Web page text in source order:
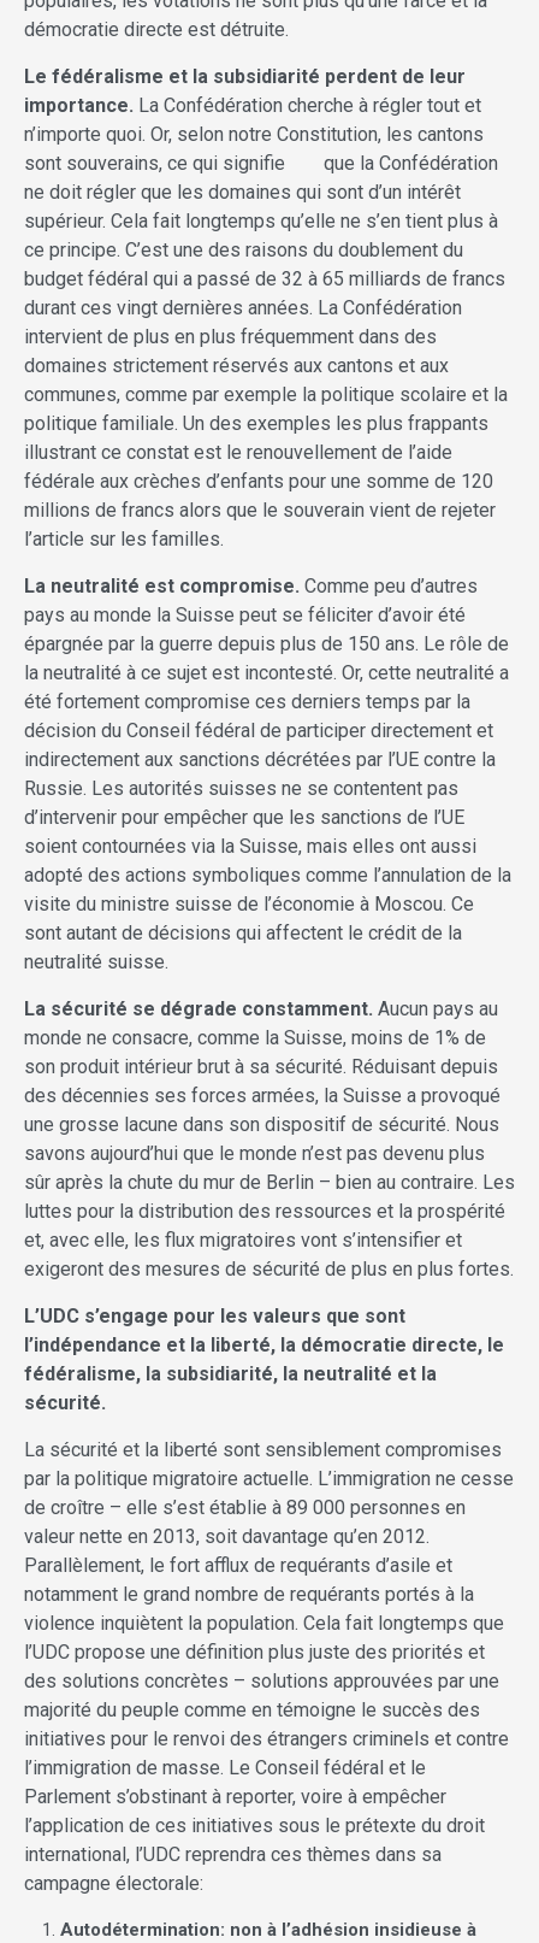
démocratie directe est détruite.
Le fédéralisme et la subsidiarité perdent de leur
importance. La Confédération cherche à régler tout et
n’importe quoi. Or, selon notre Constitution, les cantons
sont souverains, ce qui signifie que la Confédération
ne doit régler que les domaines qui sont d’un intérêt
supérieur. Cela fait longtemps qu’elle ne s’en tient plus à
ce principe. C’est une des raisons du doublement du
budget fédéral qui a passé de 32 à 65 milliards de francs
durant ces vingt dernières années. La Confédération
intervient de plus en plus fréquemment dans des
domaines strictement réservés aux cantons et aux
communes, comme par exemple la politique scolaire et la
politique familiale. Un des exemples les plus frappants
illustrant ce constat est le renouvellement de l’aide
fédérale aux crèches d’enfants pour une somme de 120
millions de francs alors que le souverain vient de rejeter
l’article sur les familles.
La neutralité est compromise. Comme peu d’autres
pays au monde la Suisse peut se féliciter d’avoir été
épargnée par la guerre depuis plus de 150 ans. Le rôle de
la neutralité à ce sujet est incontesté. Or, cette neutralité a
été fortement compromise ces derniers temps par la
décision du Conseil fédéral de participer directement et
indirectement aux sanctions décrétées par l’UE contre la
Russie. Les autorités suisses ne se contentent pas
d’intervenir pour empêcher que les sanctions de l’UE
soient contournées via la Suisse, mais elles ont aussi
adopté des actions symboliques comme l’annulation de la
visite du ministre suisse de l’économie à Moscou. Ce
sont autant de décisions qui affectent le crédit de la
neutralité suisse.
La sécurité se dégrade constamment. Aucun pays au
monde ne consacre, comme la Suisse, moins de 1% de
son produit intérieur brut à sa sécurité. Réduisant depuis
des décennies ses forces armées, la Suisse a provoqué
une grosse lacune dans son dispositif de sécurité. Nous
savons aujourd’hui que le monde n’est pas devenu plus
sûr après la chute du mur de Berlin – bien au contraire. Les
luttes pour la distribution des ressources et la prospérité
et, avec elle, les flux migratoires vont s’intensifier et
exigeront des mesures de sécurité de plus en plus fortes.
L’UDC s’engage pour les valeurs que sont
l’indépendance et la liberté, la démocratie directe, le
fédéralisme, la subsidiarité, la neutralité et la
sécurité.
La sécurité et la liberté sont sensiblement compromises
par la politique migratoire actuelle. L’immigration ne cesse
de croître – elle s’est établie à 89 000 personnes en
valeur nette en 2013, soit davantage qu’en 2012.
Parallèlement, le fort afflux de requérants d’asile et
notamment le grand nombre de requérants portés à la
violence inquiètent la population. Cela fait longtemps que
l’UDC propose une définition plus juste des priorités et
des solutions concrètes – solutions approuvées par une
majorité du peuple comme en témoigne le succès des
initiatives pour le renvoi des étrangers criminels et contre
l’immigration de masse. Le Conseil fédéral et le
Parlement s’obstinant à reporter, voire à empêcher
l’application de ces initiatives sous le prétexte du droit
international, l’UDC reprendra ces thèmes dans sa
campagne électorale:
Autodétermination: non à l’adhésion insidieuse à